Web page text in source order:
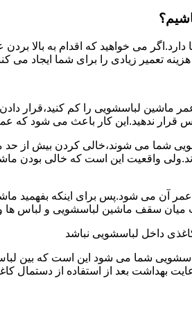
می خواهید که اقدام به بالا
می کنند.در ادامه ۵ راه حل برای بالا بردن عمر ماشین
عمر ماشین لباسشویی را کم
می شوند،خالی کردن بیش از حد
واقعیت این است که خالی
آن می شود.پس برای اینکه بفهمید
داخل لباسشویی نباشد
شما می شود این است که بین لباس
بهداشت بعد از استفاده از